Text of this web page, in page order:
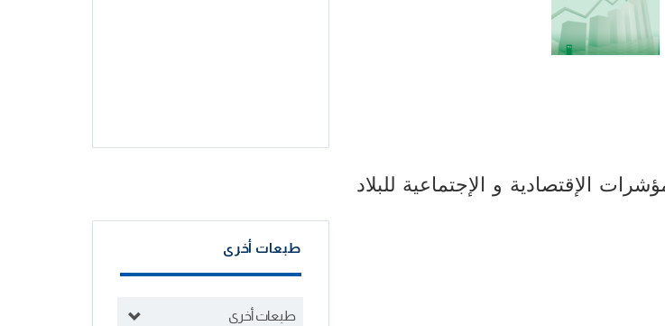
الإقتصادية و الإجتماعية للبلاد
طبعات أخرى
طبعات أخرى